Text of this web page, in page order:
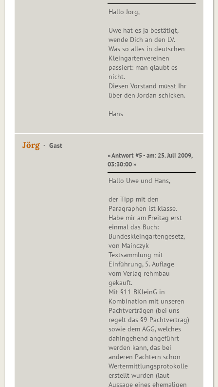
Hallo Jörg,
Uwe hat es ja bestätigt,
wende Dich an den LV.
Was so alles in deutschen
Kleingartenvereinen
passiert: man glaubt es
nicht.
Diesen Vorstand müsst Ihr
über den Jordan schicken.
Hans
Jörg Gast
« Antwort #5 - am: 25. Juli 2009,
03:30:00 »
Hallo Uwe und Hans,
der Tipp mit den
Paragraphen ist klasse.
Habe mir am Freitag erst
einmal das Buch:
Bundeskleingartengesetz,
von Mainczyk
Textsammlung mit
Einführung, 5. Auflage
vom Verlag rehmbau
gekauft.
Mit §11 BKleinG in
Kombination mit unseren
Pachtverträgen (bei uns
regelt das §9 Pachtvertrag)
sowie dem AGG, welches
dahingehend angeführt
werden kann, das bei
anderen Pächtern schon
Wertermittlungsprotokolle
erstellt wurden (laut
Aussage eines ehemaligen